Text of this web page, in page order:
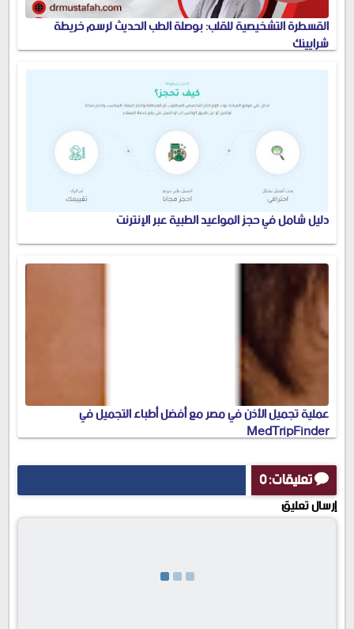
القسطرة التشخيصية للقلب: بوصلة الطب الحديث لرسم خريطة
شرايينك
دليل شامل في حجز المواعيد الطبية عبر الإنترنت
عملية تجميل الأذن في مصر مع أفضل أطباء التجميل في
MedTripFinder
تعليقات: 0
إرسال تعليق